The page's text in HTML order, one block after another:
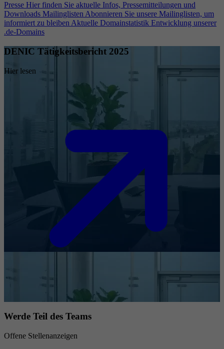
Presse Hier finden Sie aktuelle Infos, Pressemitteilungen und
Downloads Mailinglisten Abonnieren Sie unsere Mailinglisten, um
informiert zu bleiben Aktuelle Domainstatistik Entwicklung unserer
.de-Domains
DENIC Tätigkeitsbericht 2025
Hier lesen
Werde Teil des Teams
Offene Stellenanzeigen